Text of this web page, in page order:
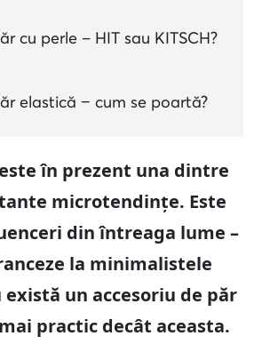
cu perle – HIT sau KITSCH?
elastică − cum se poartă?
în prezent una dintre
microtendințe. Este
din întreaga lume –
la minimalistele
există un accesoriu de păr
practic decât aceasta.